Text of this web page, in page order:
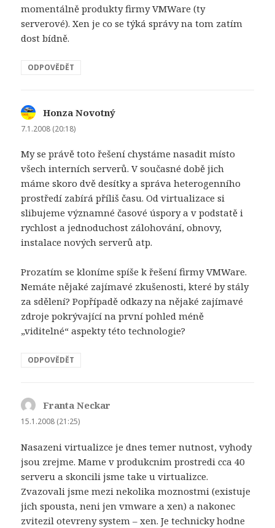
momentálně produkty firmy VMWare (ty
serverové). Xen je co se týká správy na tom zatím
dost bídně.
ODPOVĚDĚT
Honza Novotný
7.1.2008 (20:18)
My se právě toto řešení chystáme nasadit místo
všech interních serverů. V současné době jich
máme skoro dvě desítky a správa heterogenního
prostředí zabírá příliš času. Od virtualizace si
slibujeme významné časové úspory a v podstatě i
rychlost a jednoduchost zálohování, obnovy,
instalace nových serverů atp.
Prozatím se kloníme spíše k řešení firmy VMWare.
Nemáte nějaké zajímavé zkušenosti, které by stály
za sdělení? Popřípadě odkazy na nějaké zajímavé
zdroje pokrývající na první pohled méně
„viditelné“ aspekty této technologie?
ODPOVĚDĚT
Franta Neckar
15.1.2008 (21:25)
Nasazeni virtualizce je dnes temer nutnost, vyhody
jsou zrejme. Mame v produkcnim prostredi cca 40
serveru a skoncili jsme take u virtualizce.
Zvazovali jsme mezi nekolika moznostmi (existuje
jich spousta, neni jen vmware a xen) a nakonec
zvitezil otevreny system – xen. Je technicky hodne